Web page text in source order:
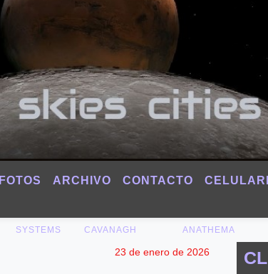
FOTOS ARCHIVO CONTACTO
SYSTEMS CAVANAGH ANATHEMA
23 de enero de 2026